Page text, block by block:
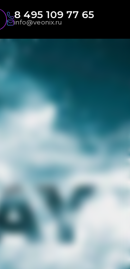
8 495 109 77 65
info@veonix.ru